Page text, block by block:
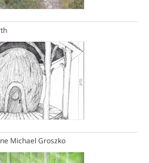
Michael Groszko